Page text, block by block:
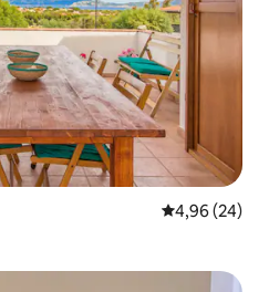
Prosječna
4,96 (24)